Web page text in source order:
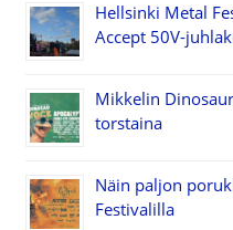
Hellsinki Metal
Accept 50V-
Mikkelin
torstaina
Näin paljon
Festivalilla